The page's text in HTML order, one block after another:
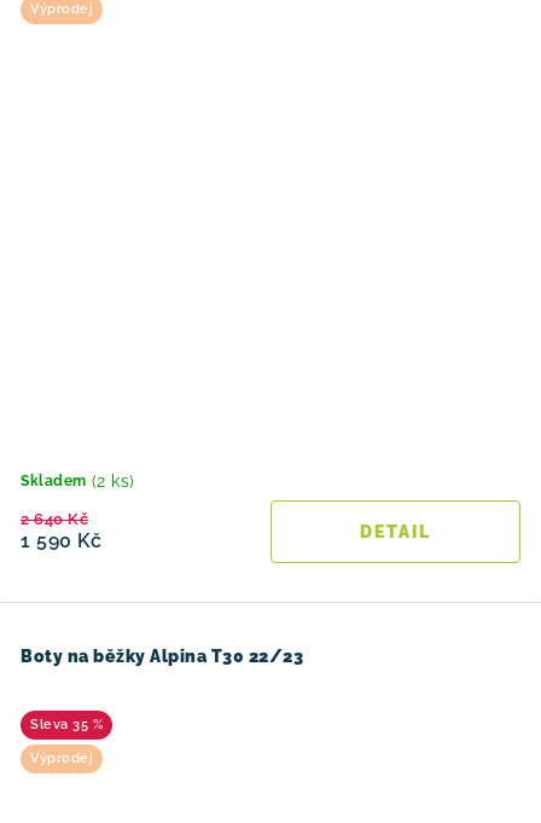
Výprodej
Skladem (2 ks)
1 590 Kč
2 640 Kč
Boty na běžky Alpina T30 22/23
35 %
Výprodej